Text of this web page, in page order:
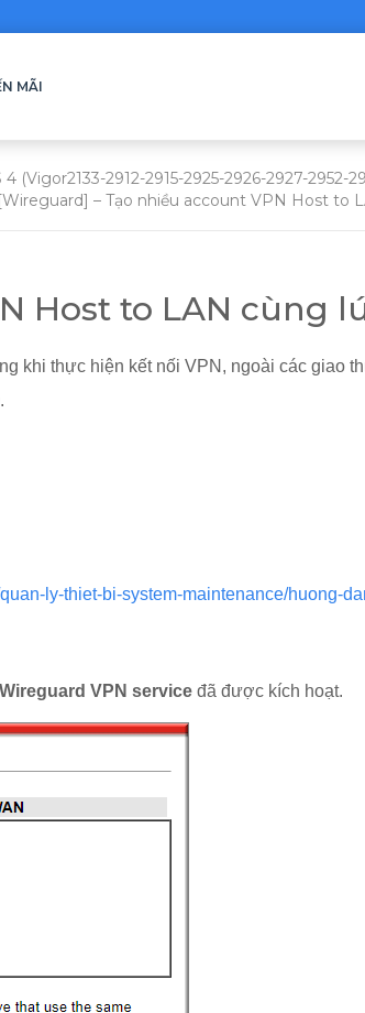
MÃI
4 (Vigor2133-2912-2915-2925-2926-2927-2952-
[Wireguard] – Tạo nhiều account VPN Host to
Host to LAN cùng
khi thực hiện kết nối VPN, ngoài các giao
ly-thiet-bi-system-maintenance/huong-
VPN service đã được kích hoạt.